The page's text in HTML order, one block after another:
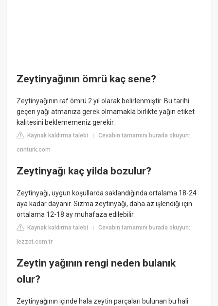
Zeytinyağının ömrü kaç sene?
Zeytinyağının raf ömrü 2 yıl olarak belirlenmiştir. Bu tarihi
geçen yağı atmanıza gerek olmamakla birlikte yağın etiket
kalitesini beklememeniz gerekir.
Kaynak kaldırma talebi |Cevabın tamamını burada okuyun:
cnnturk.com
Zeytinyağı kaç yilda bozulur?
Zeytinyağı, uygun koşullarda saklandığında ortalama 18-24
aya kadar dayanır. Sızma zeytinyağı, daha az işlendiği için
ortalama 12-18 ay muhafaza edilebilir.
Kaynak kaldırma talebi |Cevabın tamamını burada okuyun:
lezzet.com.tr
Zeytin yağının rengi neden bulanık
olur?
Zeytinyağının içinde hala zeytin parçaları bulunan bu hali